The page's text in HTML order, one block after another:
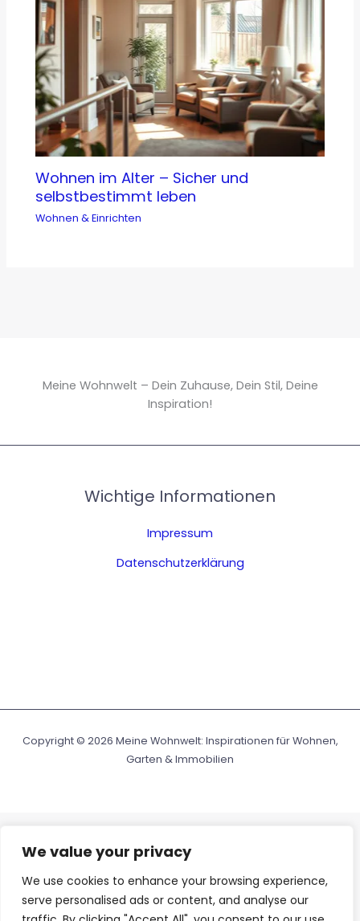
We value your privacy
We use cookies to enhance your browsing experience,
serve personalised ads or content, and analyse our
Wohnen im Alter – Sicher und
selbstbestimmt leben
Wohnen & Einrichten
Meine Wohnwelt – Dein Zuhause, Dein Stil, Deine
Inspiration!
Wichtige Informationen
Impressum
Datenschutzerklärung
Copyright © 2026 Meine Wohnwelt: Inspirationen für Wohnen,
Garten & Immobilien